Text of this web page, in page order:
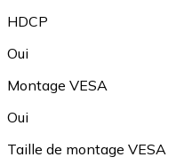
HDCP
Oui
Montage VESA
Oui
Taille de montage VESA